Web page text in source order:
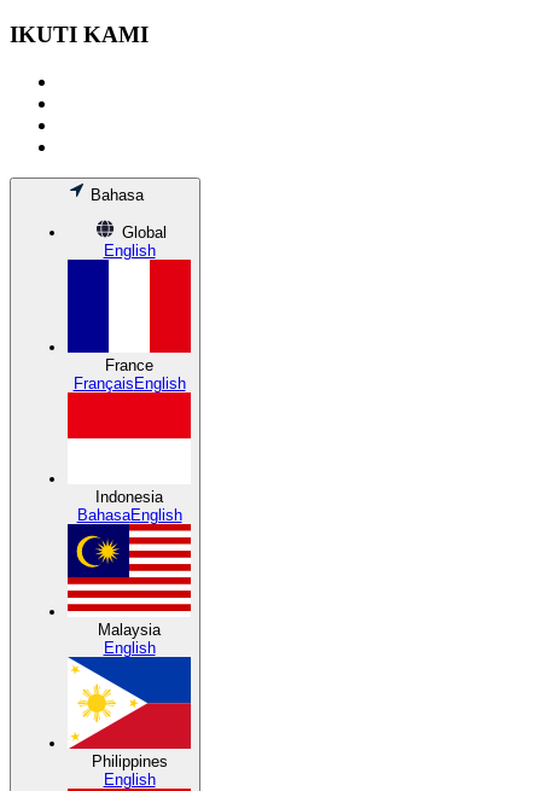
IKUTI KAMI
Bahasa
Global
English
France
FrançaisEnglish
Indonesia
BahasaEnglish
Malaysia
English
Philippines
English